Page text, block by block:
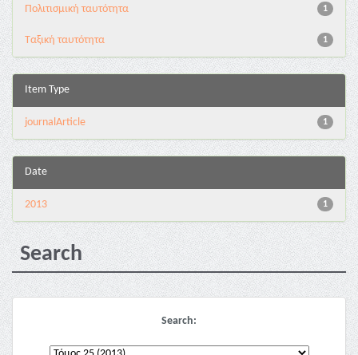
1
Πολιτισμική ταυτότητα
1
Ταξική ταυτότητα
Item Type
1
journalArticle
Date
1
2013
Search
Search: